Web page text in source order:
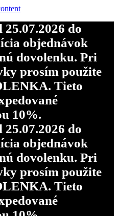
10%.
do
objednávok
dovolenku. Pri
prosím použite
Tieto
10%.
do
objednávok
dovolenku. Pri
prosím použite
Tieto
do
objednávok
dovolenku. Pri
prosím použite
Tieto
10%.
do
objednávok
dovolenku. Pri
prosím použite
Tieto